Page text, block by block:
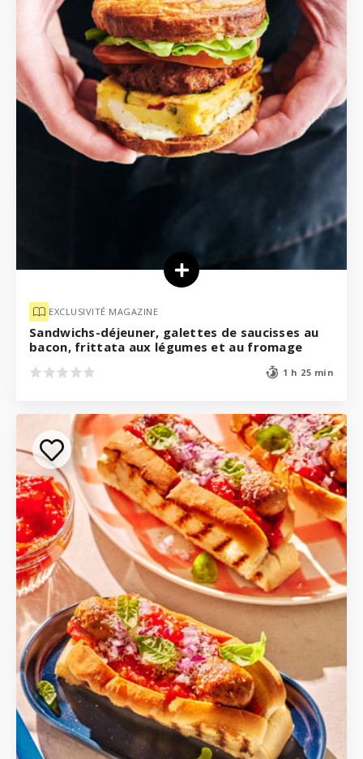
EXCLUSIVITÉ MAGAZINE
Sandwichs-déjeuner, galettes de saucisses au
bacon, frittata aux légumes et au fromage
1 h 25 min